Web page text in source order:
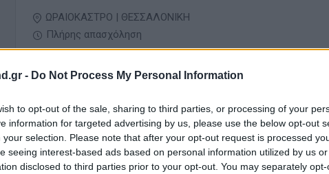
- Do Not Process My Personal Information
to opt-out of the sale, sharing to third parties, or processing of your
information for targeted advertising by us, please use the below opt-out
your selection. Please note that after your opt-out request is processed
seeing interest-based ads based on personal information utilized by us
disclosed to third parties prior to your opt-out. You may separately
ΩΡΑΙΟΚΑΣΤΡΟ | ΘΕΣΣΑΛΟΝΙΚΗ
Πλήρης απασχόληση
Automation Engineer
Παραγωγή - Εργάτες - Τεχνίτες
ΚΟΡΩΠΙ | ΑΘΗΝΑ - ΑΤΤΙΚΗ